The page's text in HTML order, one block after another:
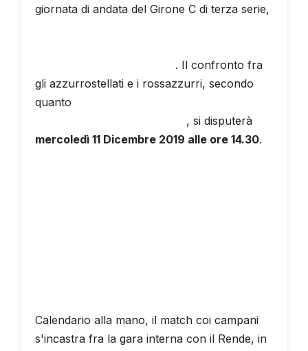
giornata di andata del Girone C di terza serie,
. Il confronto fra
gli azzurrostellati e i rossazzurri, secondo
quanto
, si disputerà
mercoledì 11 Dicembre 2019 alle ore 14.30.
Calendario alla mano, il match coi campani
s'incastra fra la gara interna con il Rende, in